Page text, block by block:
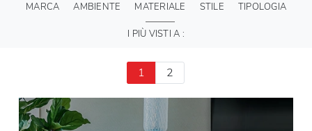
MARCA AMBIENTE MATERIALE STILE TIPOLOGIA
I PIÙ VISTI A :
1 2